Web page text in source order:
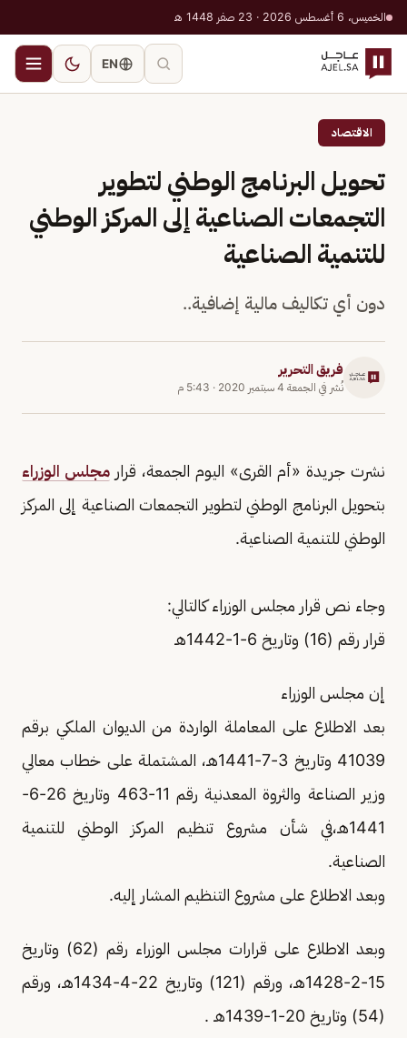
الخميس، 6 أغسطس 2026 · 23 صفر 1448 هـ
EN
الاقتصاد
تحويل البرنامج الوطني لتطوير
التجمعات الصناعية إلى المركز الوطني
للتنمية الصناعية
دون أي تكاليف مالية إضافية..
فريق التحرير
نُشر في الجمعة 4 سبتمبر 2020 · 5:43 م
نشرت جريدة «أم القرى» اليوم الجمعة، قرار مجلس الوزراء
بتحويل البرنامج الوطني لتطوير التجمعات الصناعية إلى المركز
الوطني للتنمية الصناعية.
وجاء نص قرار مجلس الوزراء كالتالي:
قرار رقم (16) وتاريخ 6-1-1442هـ
إن مجلس الوزراء
بعد الاطلاع على المعاملة الواردة من الديوان الملكي برقم
41039 وتاريخ 3-7-1441هـ، المشتملة على خطاب معالي
وزير الصناعة والثروة المعدنية رقم 11-463 وتاريخ 26-6-
1441هـ،في شأن مشروع تنظيم المركز الوطني للتنمية
الصناعية.
وبعد الاطلاع على مشروع التنظيم المشار إليه.
وبعد الاطلاع على قرارات مجلس الوزراء رقم (62) وتاريخ
15-2-1428هـ، ورقم (121) وتاريخ 22-4-1434هـ، ورقم
(54) وتاريخ 20-1-1439هـ .